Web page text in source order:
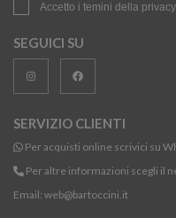
Accetto i temini della
SEGUICI SU
SERVIZIO CLIENTI
Per acquisti online scrivici su
Per altre informazioni scegli il
Email: web@bartoccini.it